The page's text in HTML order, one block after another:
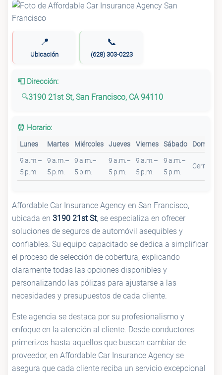
📍
Ubicación
📞
(628) 303-0223
📮 Dirección:
3190 21st St, San Francisco, CA 94110
⏰ Horario:
Lunes Martes Miércoles Jueves Viernes Sábado Domingo
9 a.m.–
5 p.m.
9 a.m.–
5 p.m.
9 a.m.–
5 p.m.
9 a.m.–
5 p.m.
9 a.m.–
5 p.m.
9 a.m.–
5 p.m.
Cerrado
Affordable Car Insurance Agency en San Francisco,
ubicada en 3190 21st St, se especializa en ofrecer
soluciones de seguros de automóvil asequibles y
confiables. Su equipo capacitado se dedica a simplificar
el proceso de selección de cobertura, explicando
claramente todas las opciones disponibles y
personalizando las pólizas para ajustarse a las
necesidades y presupuestos de cada cliente.
Este agencia se destaca por su profesionalismo y
enfoque en la atención al cliente. Desde conductores
primerizos hasta aquellos que buscan cambiar de
proveedor, en Affordable Car Insurance Agency se
asegura que cada cliente reciba un servicio excepcional